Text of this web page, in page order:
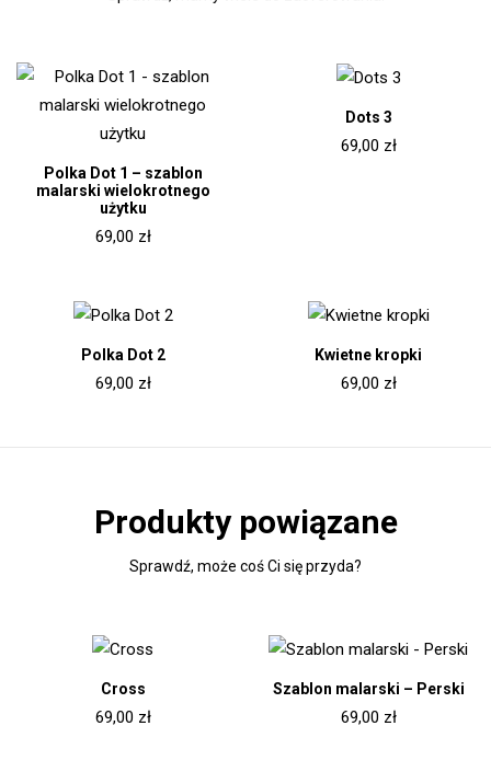
Polka Dot 1 – szablon
malarski wielokrotnego
użytku
69,00 zł
Dots 3
69,00 zł
Polka Dot 2
69,00 zł
Kwietne kropki
69,00 zł
Produkty powiązane
Sprawdź, może coś Ci się przyda?
Cross
69,00 zł
Szablon malarski – Perski
69,00 zł